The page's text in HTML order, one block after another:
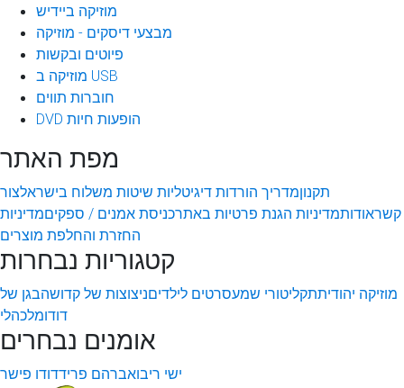
מוזיקה ביידיש
מבצעי דיסקים - מוזיקה
פיוטים ובקשות
מוזיקה ב USB
חוברות תווים
DVD הופעות חיות
מפת האתר
תקנוןמדריך הורדות דיגיטליות שיטות משלוח בישראלצור
קשראודותמדיניות הגנת פרטיות באתרכניסת אמנים / ספקיםמדיניות
החזרת והחלפת מוצרים
קטגוריות נבחרות
מוזיקה יהודיתתקליטורי שמעסרטים לילדיםניצוצות של קדושהבגן של
דודומלכהלי
אומנים נבחרים
ישי ריבואברהם פרידדודו פישר